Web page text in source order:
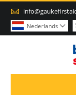

Nederlands 